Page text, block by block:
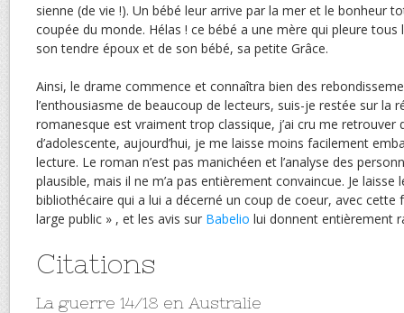
sienne (de vie !). Un bébé leur arrive par la mer et le bonheur
coupée du monde. Hélas ! ce bébé a une mère qui pleure
son tendre époux et de son bébé, sa petite Grâce.
Ainsi, le drame commence et connaîtra bien des
l’enthousiasme de beaucoup de lecteurs, suis-je restée sur la
romanesque est vraiment trop classique, j’ai cru me retrouver
d’adolescente, aujourd’hui, je me laisse moins facilement
lecture. Le roman n’est pas manichéen et l’analyse des
plausible, mais il ne m’a pas entièrement convaincue. Je laisse
bibliothécaire qui a lui a décerné un coup de coeur, avec cette
large public » , et les avis sur Babelio lui donnent entièrement
Citations
La guerre 14/18 en Australie